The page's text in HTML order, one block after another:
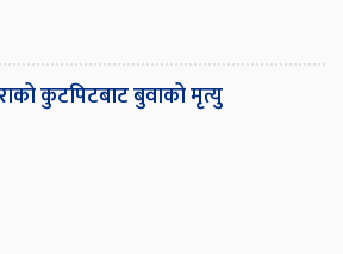
कुटपिटबाट बुवाको मृत्यु